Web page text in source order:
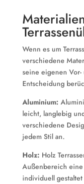
Wenn es um
verschiedene
seine eigenen
Entscheidung
Aluminium:
leicht, langlebig
verschiedene
jedem Stil an.
Holz: Holz
Außenbereich
individuell